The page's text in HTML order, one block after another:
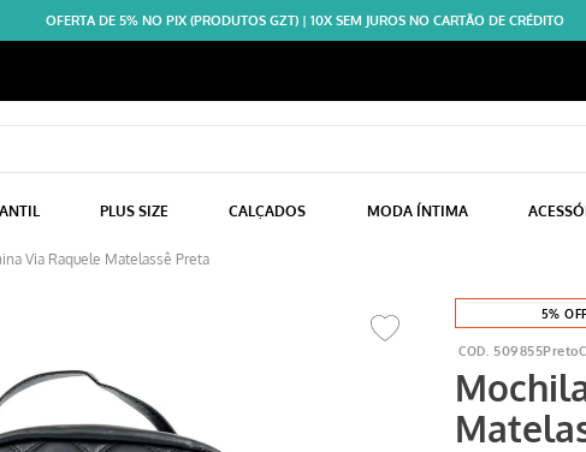
OFERTA DE 5% NO PIX (PRODUTOS GZT) | 10X SEM JUROS NO CARTÃO DE CRÉDITO
PLUS SIZE CALÇADOS MODA ÍNTIMA
Via Raquele Matelassê Preta
5%
509855Preto